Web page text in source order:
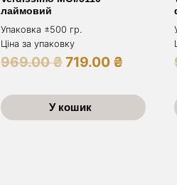
лаймовий
Упаковка ±500 гр.
Ціна за упаковку
969.00₴Оригінальна
969.00 ₴.
719.00 ₴
719.00
У кошик